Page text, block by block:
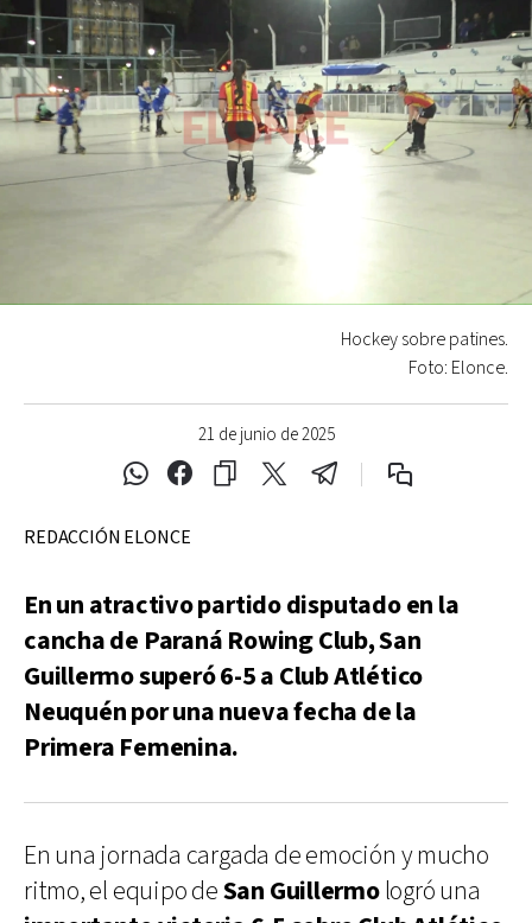
21 de junio de 2025
Hockey sobre patines.
Foto: Elonce.
REDACCIÓN ELONCE
En un atractivo partido disputado en la
cancha de Paraná Rowing Club, San
Guillermo superó 6-5 a Club Atlético
Neuquén por una nueva fecha de la
Primera Femenina.
En una jornada cargada de emoción y mucho
ritmo, el equipo deSan Guillermologró una